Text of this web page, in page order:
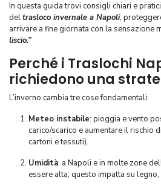
In questa guida trovi consigli chiari e
deltrasloco invernale a Napoli,
arrivare a fine giornata con la sensazione
liscio.”
Perché i Traslochi
richiedono una
L’inverno cambia tre cose fondamentali:
Meteo instabile: pioggia e vento
carico/scarico e aumentare il rischio
cartoni e tessuti).
Umidità: a Napoli e in molte zone
essere alta; questo impatta su